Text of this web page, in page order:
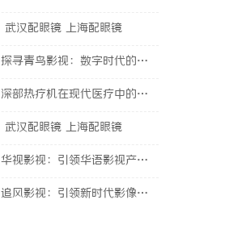
武汉配眼镜 上海配眼镜
探寻青鸟影视：数字时代的影视内容创新与发展趋势揭秘
深部热疗机在现代医疗中的应用与优势解析
武汉配眼镜 上海配眼镜
华视影视：引领华语影视产业创新与发展的标杆企业
追风影视：引领新时代影像文化的创新平台